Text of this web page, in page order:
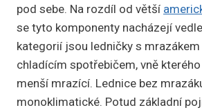
pod sebe. Na rozdíl od větší
se tyto komponenty nacházejí
kategorií jsou ledničky s
chladícím spotřebičem, vně
menší mrazící. Lednice bez
monoklimatické. Potud základní